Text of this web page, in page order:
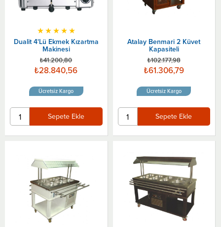
Dualit 4'Lü Ekmek Kızartma
Makinesi
★★★★★
₺28.840,56
₺41.200,80
Sepete Ekle
Ücretsiz Kargo
Atalay Benmari 2 Küvet
Kapasiteli
₺61.306,79
₺102.177,98
Sepete Ekle
Ücretsiz Kargo